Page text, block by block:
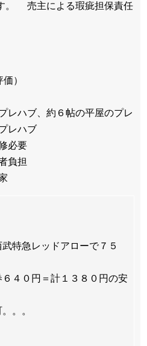
。 売主による瑕疵担保責任
）
レハブ、約６帖の平屋のプレ
レハブ
必要
負担
特急レッドアローで７５
４０円＝計１３８０円の安
。。